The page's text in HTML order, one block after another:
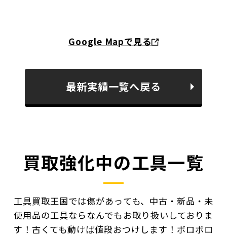
Google Mapで見る
最新実績一覧へ戻る
買取強化中の工具一覧
工具買取王国では傷があっても、中古・新品・未
使用品の工具ならなんでもお取り扱いしておりま
す！ 古くても動けば値段おつけします！ボロボロ